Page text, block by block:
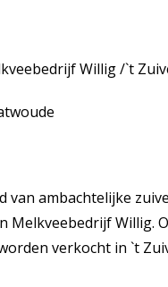
Willig /`t
van ambachtelijke
Melkveebedrijf Willig.
verkocht in `t